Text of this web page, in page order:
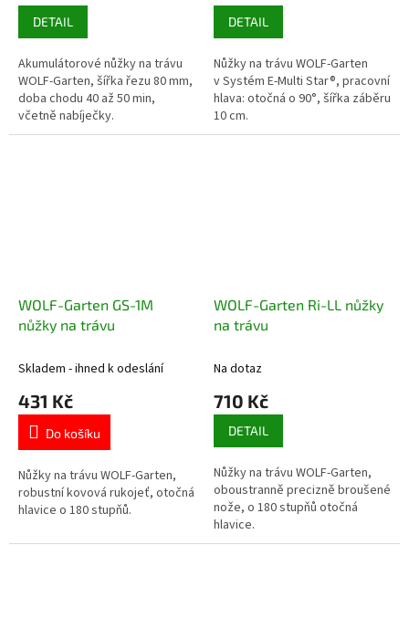
DETAIL
Akumulátorové nůžky na trávu
WOLF-Garten, šířka řezu 80 mm,
doba chodu 40 až 50 min,
včetně nabíječky.
DETAIL
Nůžky na trávu WOLF-Garten
v Systém E-Multi Star®, pracovní
hlava: otočná o 90°, šířka záběru
10 cm.
WOLF-Garten GS-1M
nůžky na trávu
Skladem - ihned k odeslání
431 Kč
Do košíku
Nůžky na trávu WOLF-Garten,
robustní kovová rukojeť, otočná
hlavice o 180 stupňů.
WOLF-Garten Ri-LL nůžky
na trávu
Na dotaz
710 Kč
DETAIL
Nůžky na trávu WOLF-Garten,
oboustranně precizně broušené
nože, o 180 stupňů otočná
hlavice.